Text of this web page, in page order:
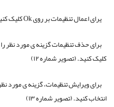
یرای اعمال تنظیمات بر روی Ok کلیک کنید.
کلیک کنید. (تصویر شماره ۱۲)
انتخاب کنید. (تصویر شماره ۱۳)